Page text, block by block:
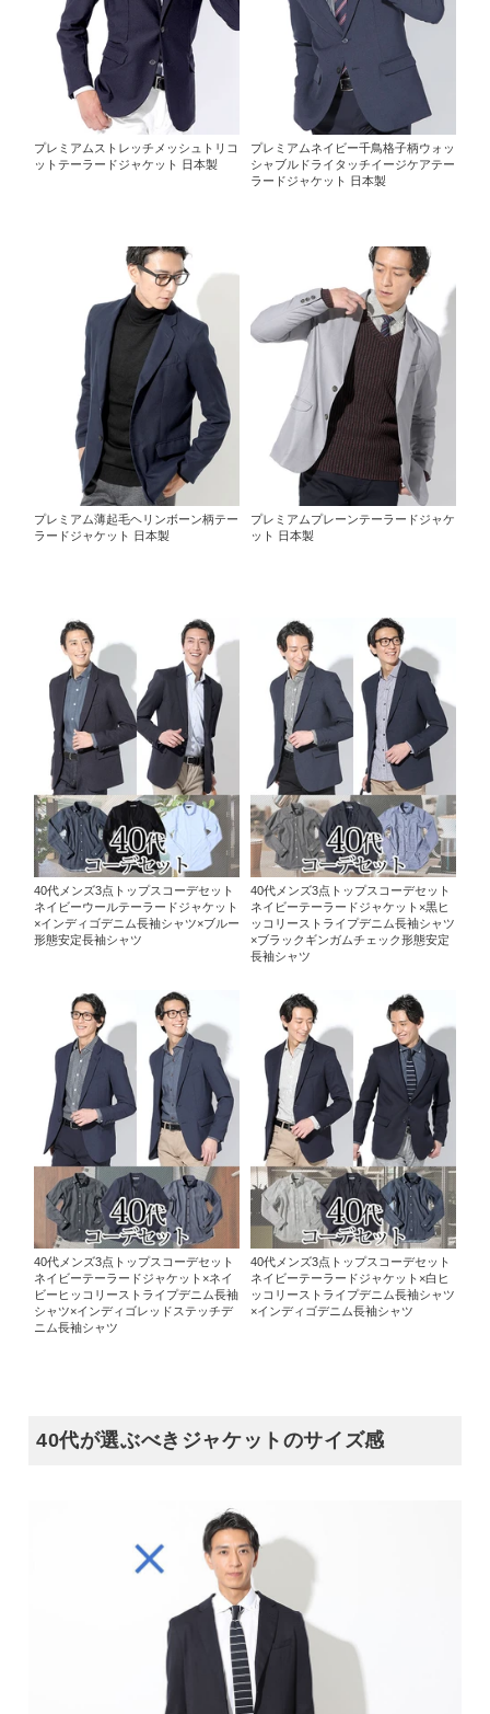
プレミアムストレッチメッシュトリコ
ットテーラードジャケット 日本製
プレミアムネイビー千鳥格子柄ウォッ
シャブルドライタッチイージケアテー
ラードジャケット 日本製
プレミアム薄起毛ヘリンボーン柄テー
ラードジャケット 日本製
プレミアムプレーンテーラードジャケ
ット 日本製
40代メンズ3点トップスコーデセット
ネイビーウールテーラードジャケット
×インディゴデニム長袖シャツ×ブルー
形態安定長袖シャツ
40代メンズ3点トップスコーデセット
ネイビーテーラードジャケット×黒ヒ
ッコリーストライプデニム長袖シャツ
×ブラックギンガムチェック形態安定
長袖シャツ
40代メンズ3点トップスコーデセット
ネイビーテーラードジャケット×ネイ
ビーヒッコリーストライプデニム長袖
シャツ×インディゴレッドステッチデ
ニム長袖シャツ
40代メンズ3点トップスコーデセット
ネイビーテーラードジャケット×白ヒ
ッコリーストライプデニム長袖シャツ
×インディゴデニム長袖シャツ
40代が選ぶべきジャケットのサイズ感